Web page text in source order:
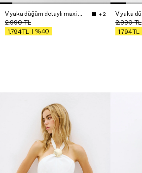
V yaka düğüm detaylı maxi elbise + 2
2.990TL
1.794TL %40
2.990TL
1.794TL